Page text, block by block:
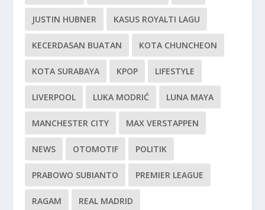
JUSTIN HUBNER KASUS ROYALTI LAGU
KECERDASAN BUATAN KOTA CHUNCHEON
KOTA SURABAYA KPOP LIFESTYLE
LIVERPOOL LUKA MODRIĆ LUNA MAYA
MANCHESTER CITY MAX VERSTAPPEN
NEWS OTOMOTIF POLITIK
PRABOWO SUBIANTO PREMIER LEAGUE
RAGAM REAL MADRID